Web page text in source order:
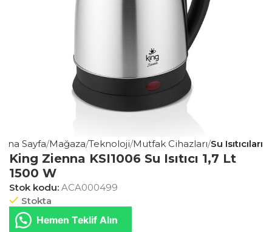
Ana Sayfa Mağaza Teknoloji Mutfak Cihazları Su Isıtıcıları
King Zienna KSI1006 Su Isıtıcı 1,7 Lt
1500 W
Stok kodu: ACA000499
Stokta
Hemen Teklif Alın